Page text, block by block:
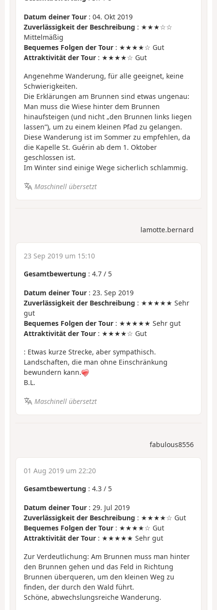
Datum deiner Tour : 04. Okt 2019
Zuverlässigkeit der Beschreibung : ★★★☆☆
Mittelmäßig
Bequemes Folgen der Tour : ★★★★☆ Gut
Attraktivität der Tour : ★★★★☆ Gut
Angenehme Wanderung, für alle geeignet, keine
Schwierigkeiten.
Die Erklärungen am Brunnen sind etwas ungenau:
Man muss die Wiese hinter dem Brunnen
hinaufsteigen (und nicht „den Brunnen links liegen
lassen”), um zu einem kleinen Pfad zu gelangen.
Diese Wanderung ist im Sommer zu empfehlen, da
die Kapelle St. Guérin ab dem 1. Oktober
geschlossen ist.
Im Winter sind einige Wege sicherlich schlammig.
Maschinell übersetzt
lamotte.bernard
23 Sep 2019 um 15:10
Gesamtbewertung : 4.7 / 5
Datum deiner Tour : 23. Sep 2019
Zuverlässigkeit der Beschreibung : ★★★★★ Sehr
gut
Bequemes Folgen der Tour : ★★★★★ Sehr gut
Attraktivität der Tour : ★★★★☆ Gut
: Etwas kurze Strecke, aber sympathisch.
Landschaften, die man ohne Einschränkung
bewundern kann.
B.L.
Maschinell übersetzt
fabulous8556
01 Aug 2019 um 22:20
Gesamtbewertung : 4.3 / 5
Datum deiner Tour : 29. Jul 2019
Zuverlässigkeit der Beschreibung : ★★★★☆ Gut
Bequemes Folgen der Tour : ★★★★☆ Gut
Attraktivität der Tour : ★★★★★ Sehr gut
Zur Verdeutlichung: Am Brunnen muss man hinter
den Brunnen gehen und das Feld in Richtung
Brunnen überqueren, um den kleinen Weg zu
finden, der durch den Wald führt.
Schöne, abwechslungsreiche Wanderung.